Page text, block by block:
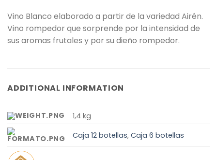
Vino Blanco elaborado a partir de la variedad Airén.
Vino rompedor que sorprende por la intensidad de
sus aromas frutales y por su dieño rompedor.
ADDITIONAL INFORMATION
1,4 kg
Caja 12 botellas,Caja 6 botellas